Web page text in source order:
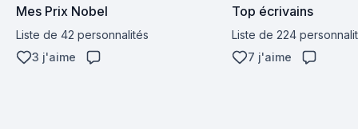
Mes Prix Nobel
Liste de 42 personnalités
3 j'aime
Top écrivains
Liste de 224
7 j'aime